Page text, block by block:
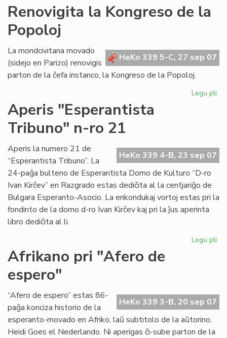
Renovigita la Kongreso de la
Popoloj
HeKo 339 5-C, 27 sep 07
La mondcivitana movado
(sidejo en Parizo) renovigis
parton de la ĉefa instanco, la Kongreso de la Popoloj.
Legu pli
la
Aperis "Esperantista
Tribuno" n-ro 21
HeKo 339 4-B, 23 sep 07
Aperis la numero 21 de
“Esperantista Tribuno”. La
24-paĝa bulteno de Esperantista Domo de Kulturo “D-ro
Ivan Kirĉev” en Razgrado estas dediĉita al la centjariĝo de
Bulgara Esperanto-Asocio. La enkondukaj vortoj estas pri la
fondinto de la domo d-ro Ivan Kirĉev kaj pri la ĵus aperinta
libro dediĉita al li.
Legu pli
ro
Afrikano pri "Afero de
espero"
HeKo 339 3-B, 20 sep 07
“Afero de espero” estas 86-
paĝa konciza historio de la
esperanto-movado en Afriko, laŭ subtitolo de la aŭtorino,
Heidi Goes el Nederlando. Ni aperigas ĉi-sube parton de la